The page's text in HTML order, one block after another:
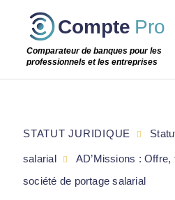
Passer
étape
Compte Pro
Comparateur de banques pour les
professionnels et les entreprises
STATUT JURIDIQUE
salarial
AD’Missions :
société de portage salarial